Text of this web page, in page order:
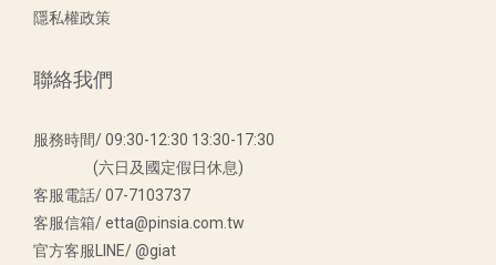
隱私權政策
聯絡我們
服務時間/ 09:30-12:30 13:30-17:30
(六日及國定假日休息)
客服電話/ 07-7103737
客服信箱/ etta@pinsia.com.tw
官方客服LINE/ @giat